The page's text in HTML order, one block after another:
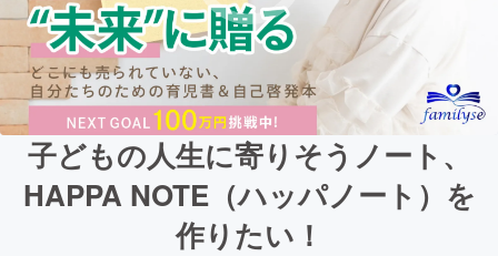
子どもの人生に寄りそうノート、
HAPPA NOTE（ハッパノート）を
作りたい！